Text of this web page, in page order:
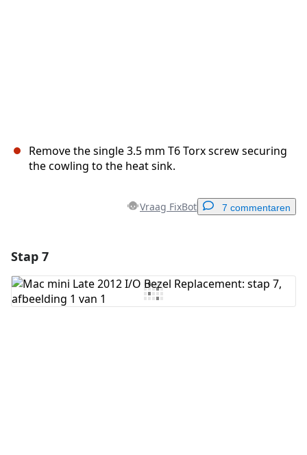
Remove the single 3.5 mm T6 Torx screw securing
the cowling to the heat sink.
Vraag FixBot 7 commentaren
Voeg opmerking toe
Stap 7